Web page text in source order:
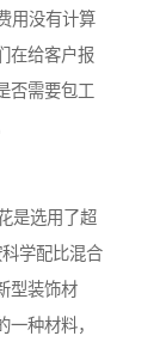
用没有计算
在给客户报
否需要包工
是选用了超
学配比混合
型装饰材
种材料，